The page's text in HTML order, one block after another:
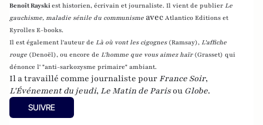
Benoît Rayskiest historien, écrivain et journaliste. Il vient de publier Le
gauchisme, maladie sénile du communisme avec Atlantico Editions et
Eyrolles E-books.
Il est également l'auteur de Là où vont les cigognes (Ramsay), L'affiche
rouge (Denoël), ou encore de L'homme que vous aimez haïr (Grasset) qui
dénonce l' "anti-sarkozysme primaire" ambiant.
Il a travaillé comme journaliste pour France Soir,
L'Événement du jeudi, Le Matin de Parisou Globe.
SUIVRE